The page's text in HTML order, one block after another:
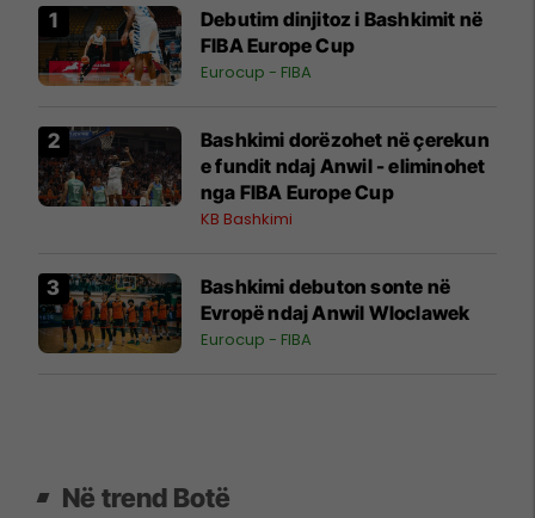
Debutim dinjitoz i Bashkimit në
FIBA Europe Cup
Eurocup - FIBA
Bashkimi dorëzohet në çerekun
e fundit ndaj Anwil - eliminohet
nga FIBA Europe Cup
KB Bashkimi
Bashkimi debuton sonte në
Evropë ndaj Anwil Wloclawek
Eurocup - FIBA
Në trend Botë